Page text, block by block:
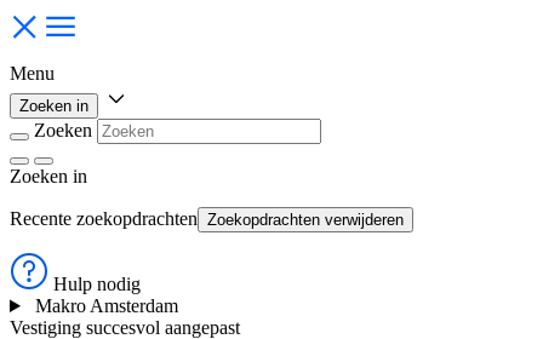
Menu
Zoeken in
Zoeken
Zoeken in
Recente zoekopdrachten Zoekopdrachten verwijderen
Hulp nodig
Makro Amsterdam
Vestiging succesvol aangepast